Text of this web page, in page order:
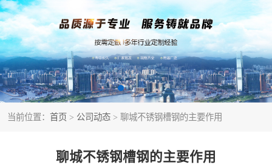
当前位置： 首页 > 公司动态 > 聊城不锈钢槽钢的主要作用
聊城不锈钢槽钢的主要作用
不锈钢管
管件标准件
不锈钢人孔
不锈钢角钢
不锈钢板